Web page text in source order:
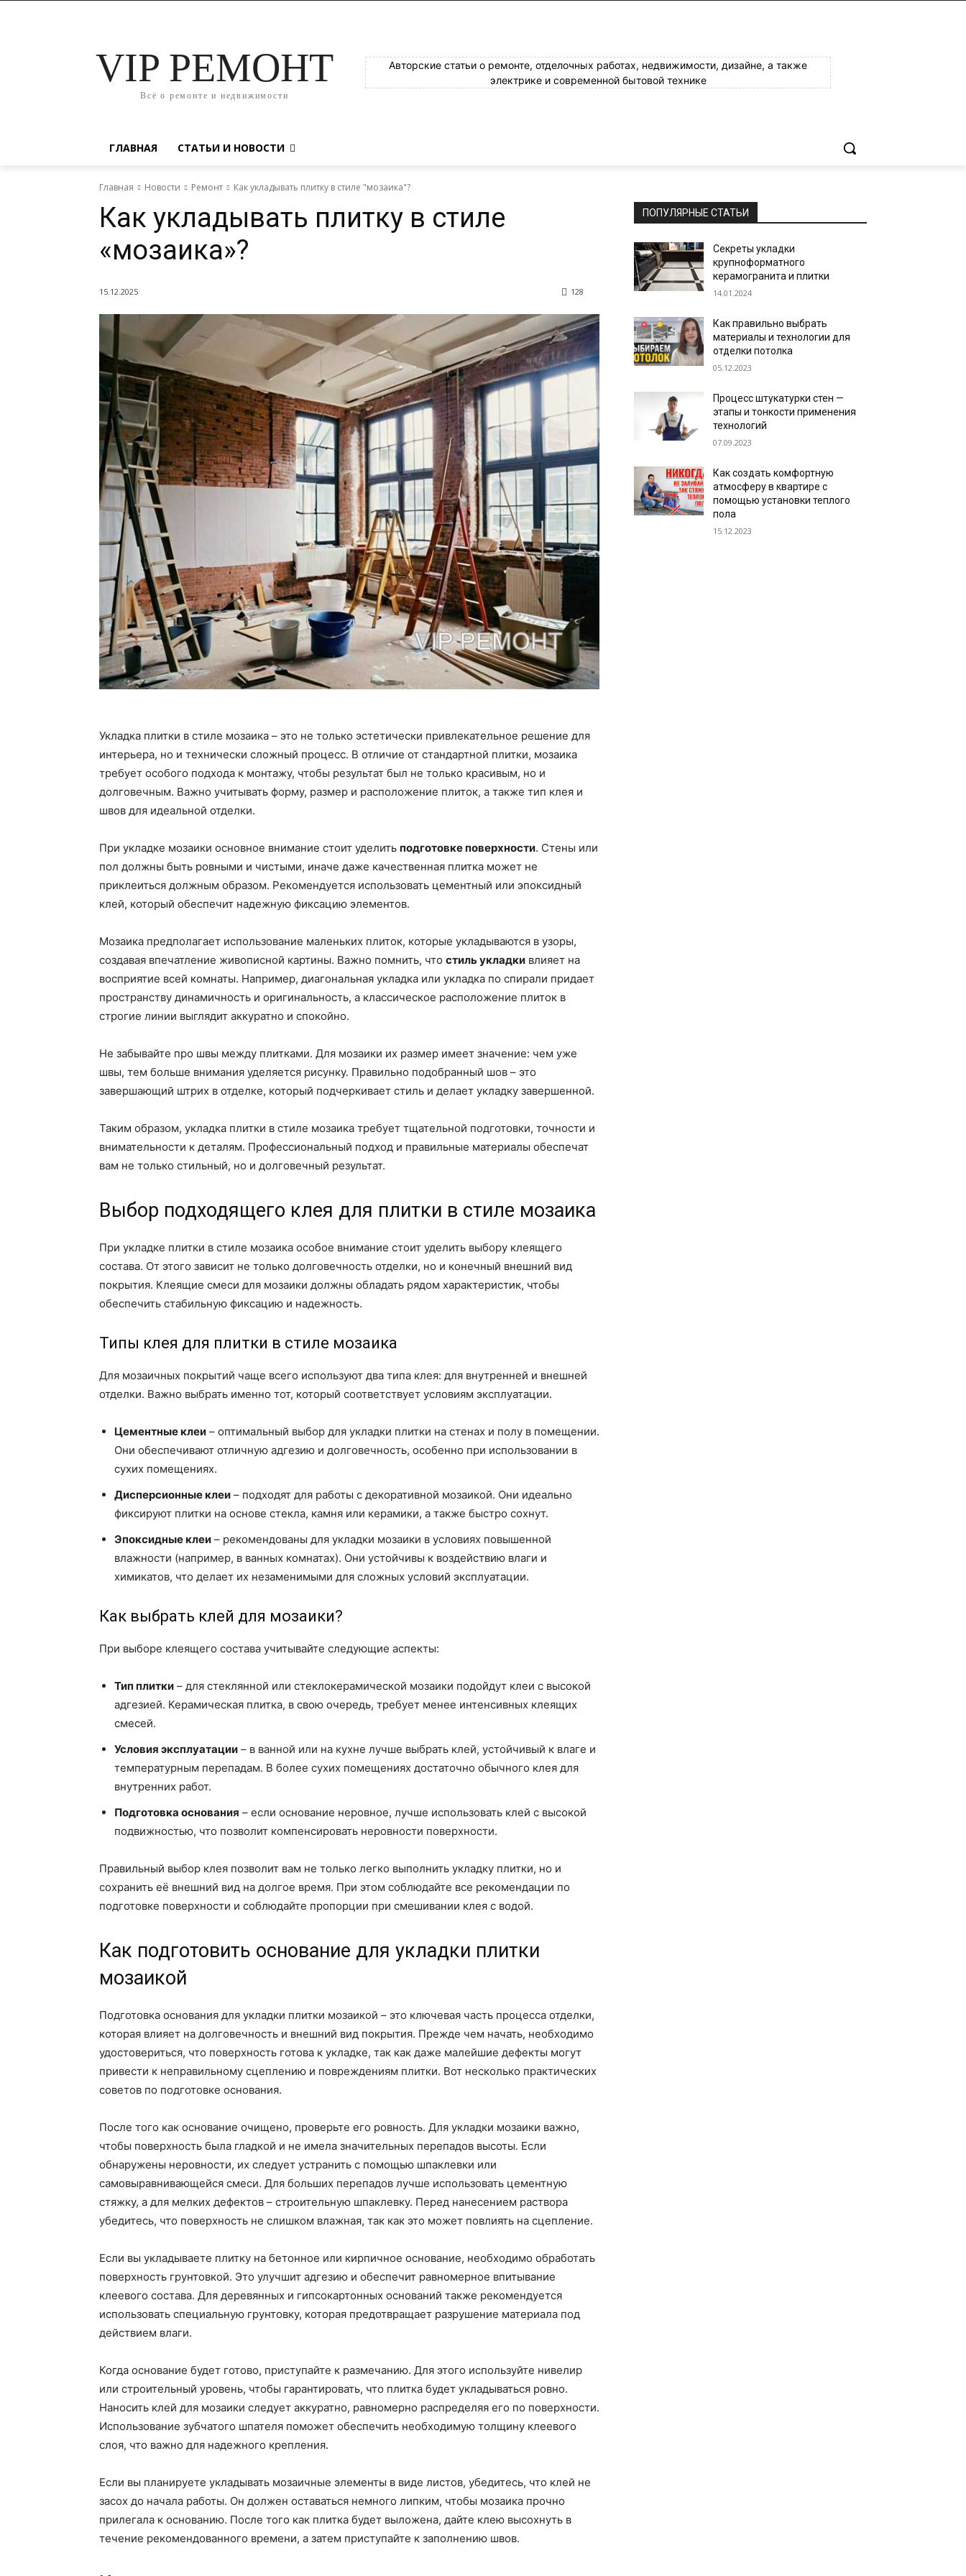
VIP РЕМОНТ
Всё о ремонте и недвижимости
Авторские статьи о ремонте, отделочных работах, недвижимости, дизайне, а также
электрике и современной бытовой технике
ГЛАВНАЯ СТАТЬИ И НОВОСТИ
Главная Новости Ремонт Как укладывать плитку в стиле "мозаика"?
Как укладывать плитку в стиле
«мозаика»?
15.12.2025 128
Укладка плитки в стиле мозаика – это не только эстетически привлекательное решение для
интерьера, но и технически сложный процесс. В отличие от стандартной плитки, мозаика
требует особого подхода к монтажу, чтобы результат был не только красивым, но и
долговечным. Важно учитывать форму, размер и расположение плиток, а также тип клея и
швов для идеальной отделки.
При укладке мозаики основное внимание стоит уделить подготовке поверхности. Стены или
пол должны быть ровными и чистыми, иначе даже качественная плитка может не
приклеиться должным образом. Рекомендуется использовать цементный или эпоксидный
клей, который обеспечит надежную фиксацию элементов.
Мозаика предполагает использование маленьких плиток, которые укладываются в узоры,
создавая впечатление живописной картины. Важно помнить, что стиль укладки влияет на
восприятие всей комнаты. Например, диагональная укладка или укладка по спирали придает
пространству динамичность и оригинальность, а классическое расположение плиток в
строгие линии выглядит аккуратно и спокойно.
Не забывайте про швы между плитками. Для мозаики их размер имеет значение: чем уже
швы, тем больше внимания уделяется рисунку. Правильно подобранный шов – это
завершающий штрих в отделке, который подчеркивает стиль и делает укладку завершенной.
Таким образом, укладка плитки в стиле мозаика требует тщательной подготовки, точности и
внимательности к деталям. Профессиональный подход и правильные материалы обеспечат
вам не только стильный, но и долговечный результат.
Выбор подходящего клея для плитки в стиле мозаика
При укладке плитки в стиле мозаика особое внимание стоит уделить выбору клеящего
состава. От этого зависит не только долговечность отделки, но и конечный внешний вид
покрытия. Клеящие смеси для мозаики должны обладать рядом характеристик, чтобы
обеспечить стабильную фиксацию и надежность.
Типы клея для плитки в стиле мозаика
Для мозаичных покрытий чаще всего используют два типа клея: для внутренней и внешней
отделки. Важно выбрать именно тот, который соответствует условиям эксплуатации.
Цементные клеи – оптимальный выбор для укладки плитки на стенах и полу в помещении.
Они обеспечивают отличную адгезию и долговечность, особенно при использовании в
сухих помещениях.
Дисперсионные клеи – подходят для работы с декоративной мозаикой. Они идеально
фиксируют плитки на основе стекла, камня или керамики, а также быстро сохнут.
Эпоксидные клеи – рекомендованы для укладки мозаики в условиях повышенной
влажности (например, в ванных комнатах). Они устойчивы к воздействию влаги и
химикатов, что делает их незаменимыми для сложных условий эксплуатации.
Как выбрать клей для мозаики?
При выборе клеящего состава учитывайте следующие аспекты:
Тип плитки – для стеклянной или стеклокерамической мозаики подойдут клеи с высокой
адгезией. Керамическая плитка, в свою очередь, требует менее интенсивных клеящих
смесей.
Условия эксплуатации – в ванной или на кухне лучше выбрать клей, устойчивый к влаге и
температурным перепадам. В более сухих помещениях достаточно обычного клея для
внутренних работ.
Подготовка основания – если основание неровное, лучше использовать клей с высокой
подвижностью, что позволит компенсировать неровности поверхности.
Правильный выбор клея позволит вам не только легко выполнить укладку плитки, но и
сохранить её внешний вид на долгое время. При этом соблюдайте все рекомендации по
подготовке поверхности и соблюдайте пропорции при смешивании клея с водой.
Как подготовить основание для укладки плитки
мозаикой
Подготовка основания для укладки плитки мозаикой – это ключевая часть процесса отделки,
которая влияет на долговечность и внешний вид покрытия. Прежде чем начать, необходимо
удостовериться, что поверхность готова к укладке, так как даже малейшие дефекты могут
привести к неправильному сцеплению и повреждениям плитки. Вот несколько практических
советов по подготовке основания.
После того как основание очищено, проверьте его ровность. Для укладки мозаики важно,
чтобы поверхность была гладкой и не имела значительных перепадов высоты. Если
обнаружены неровности, их следует устранить с помощью шпаклевки или
самовыравнивающейся смеси. Для больших перепадов лучше использовать цементную
стяжку, а для мелких дефектов – строительную шпаклевку. Перед нанесением раствора
убедитесь, что поверхность не слишком влажная, так как это может повлиять на сцепление.
Если вы укладываете плитку на бетонное или кирпичное основание, необходимо обработать
поверхность грунтовкой. Это улучшит адгезию и обеспечит равномерное впитывание
клеевого состава. Для деревянных и гипсокартонных оснований также рекомендуется
использовать специальную грунтовку, которая предотвращает разрушение материала под
действием влаги.
Когда основание будет готово, приступайте к размечанию. Для этого используйте нивелир
или строительный уровень, чтобы гарантировать, что плитка будет укладываться ровно.
Наносить клей для мозаики следует аккуратно, равномерно распределяя его по поверхности.
Использование зубчатого шпателя поможет обеспечить необходимую толщину клеевого
слоя, что важно для надежного крепления.
Если вы планируете укладывать мозаичные элементы в виде листов, убедитесь, что клей не
засох до начала работы. Он должен оставаться немного липким, чтобы мозаика прочно
прилегала к основанию. После того как плитка будет выложена, дайте клею высохнуть в
течение рекомендованного времени, а затем приступайте к заполнению швов.
ПОПУЛЯРНЫЕ СТАТЬИ
Секреты укладки
крупноформатного
керамогранита и плитки
14.01.2024
Как правильно выбрать
материалы и технологии для
отделки потолка
05.12.2023
Процесс штукатурки стен —
этапы и тонкости применения
технологий
07.09.2023
Как создать комфортную
атмосферу в квартире с
помощью установки теплого
пола
15.12.2023